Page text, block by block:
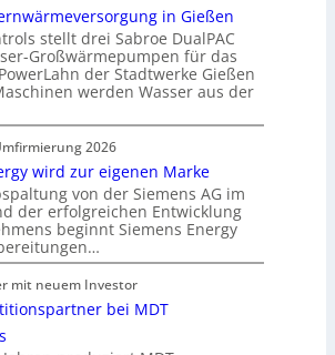
in Gießen
stellt drei Sabroe DualPAC
Großwärmepumpen für das
der Stadtwerke Gießen
werden Wasser aus der
2026
wird zur eigenen Marke
von der Siemens AG im
der erfolgreichen Entwicklung
beginnt Siemens Energy
mit neuem Investor
bei MDT